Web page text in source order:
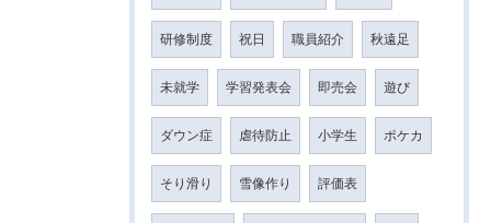
研修制度 祝日 職員紹介 秋遠足
未就学 学習発表会 即売会 遊び
ダウン症 虐待防止 小学生 ポケカ
そり滑り 雪像作り 評価表